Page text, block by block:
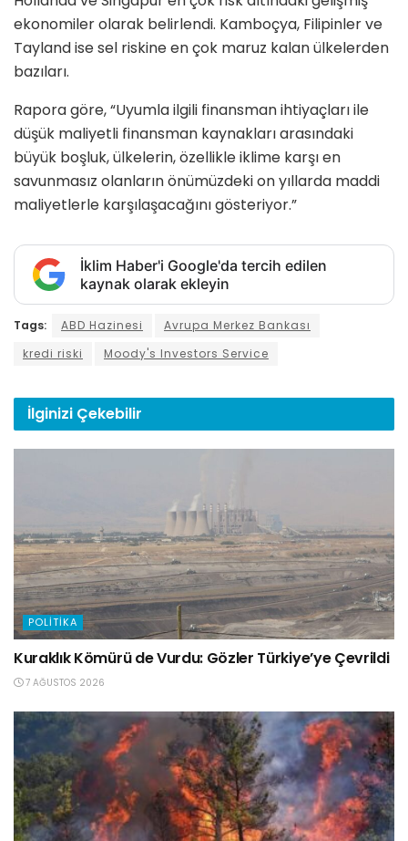
ekonomiler olarak belirlendi. Kamboçya, Filipinler ve
Tayland ise sel riskine en çok maruz kalan ülkelerden
bazıları.
Rapora göre, “Uyumla ilgili finansman ihtiyaçları ile
düşük maliyetli finansman kaynakları arasındaki
büyük boşluk, ülkelerin, özellikle iklime karşı en
savunmasız olanların önümüzdeki on yıllarda maddi
maliyetlerle karşılaşacağını gösteriyor.”
İklim Haber'i Google'da tercih edilen
kaynak olarak ekleyin
Tags: ABD Hazinesi
Avrupa Merkez Bankası
kredi riski
Moody's Investors Service
İlginizi Çekebilir
POLITIKA
Kuraklık Kömürü de Vurdu: Gözler Türkiye’ye Çevrildi
7 AĞUSTOS 2026